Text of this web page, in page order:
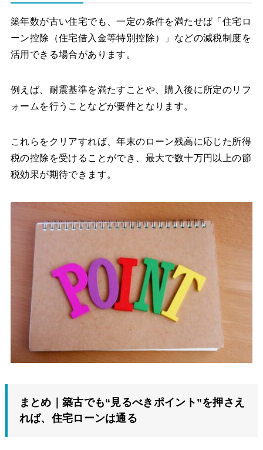
築年数が古い住宅でも、一定の条件を満たせば「住宅ロ
ーン控除（住宅借入金等特別控除）」などの減税制度を
活用できる場合があります。
例えば、耐震基準を満たすことや、購入後に所定のリフ
ォームを行うことなどが要件となります。
これらをクリアすれば、年末のローン残高に応じた所得
税の控除を受けることができ、最大で数十万円以上の節
税効果が期待できます。
まとめ｜築古でも“見るべきポイント”を押さえ
れば、住宅ローンは通る